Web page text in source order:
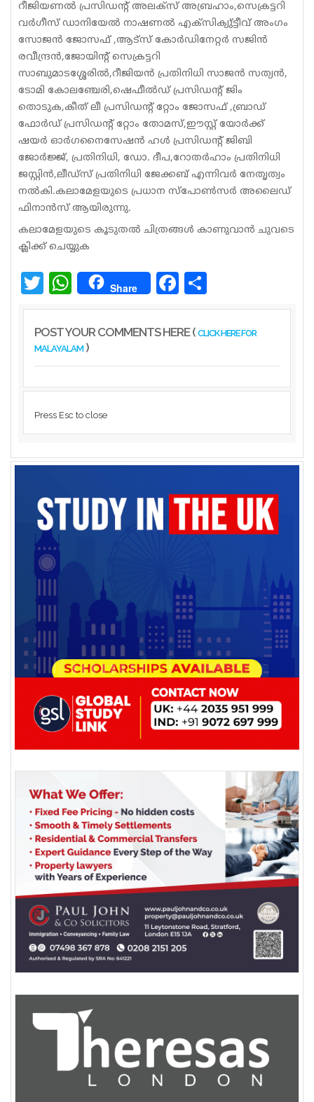
റീജിയണല്‍ പ്രസിഡന്റ് അലക്‌സ് അബ്രഹാം,സെക്രട്ടറി
വര്‍ഗീസ് ഡാനിയേല്‍ നാഷണല്‍ എക്‌സിക്യു്ട്ടീവ് അംഗം
സോജന്‍ ജോസഫ് ,ആട്‌സ് കോര്‍ഡിനേറ്റര്‍ സജിന്‍
രവീന്ദ്രന്‍,ജോയിന്റ് സെക്രട്ടറി
സാബുമാടശ്ശേരില്‍,റീജിയന്‍ പ്രതിനിധി സാജന്‍ സത്യന്‍,
ടോമി കോലഞ്ചേരി,ഷെഫീല്‍ഡ് പ്രസിഡന്റ് ജിം
തൊടുക,കീത് ലീ പ്രസിഡന്റ് റ്റോം ജോസഫ് ,ബ്രാഡ്
ഫോര്‍ഡ് പ്രസിഡന്റ് റ്റോം തോമസ്,ഈസ്റ്റ് യോര്‍ക്ക്
ഷയര്‍ ഓര്‍ഗനൈസേഷന്‍ ഹള്‍ പ്രസിഡന്റ് ജിബി
ജോര്‍ജ്ജ്, പ്രതിനിധി, ഡോ. ദീപ,റോതര്‍ഹാം പ്രതിനിധി
ജസ്റ്റിന്‍,ലീഡ്‌സ് പ്രതിനിധി ജേക്കബ് എന്നിവര്‍ നേതൃത്വം
നല്‍കി.കലാമേളയുടെ പ്രധാന സ്‌പോണ്‍സര്‍ അലൈഡ്
ഫിനാന്‍സ് ആയിരുന്നു.
കലാമേളയുടെ കൂടുതല്‍ ചിത്രങ്ങള്‍ കാണുവാന്‍ ചുവടെ
ക്ലിക്ക് ചെയ്യുക
Twitter WhatsAppShare Facebook
POST YOUR COMMENTS HERE ( CLICK HERE FOR
MALAYALAM)
Press Esc to close